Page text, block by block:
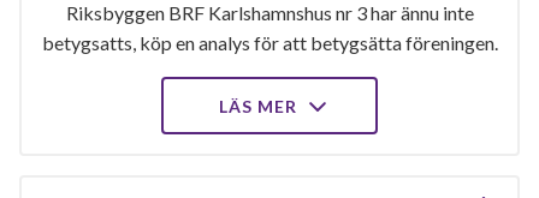
Riksbyggen BRF Karlshamnshus nr 3 har ännu inte
betygsatts, köp en analys för att betygsätta föreningen.
LÄS MER